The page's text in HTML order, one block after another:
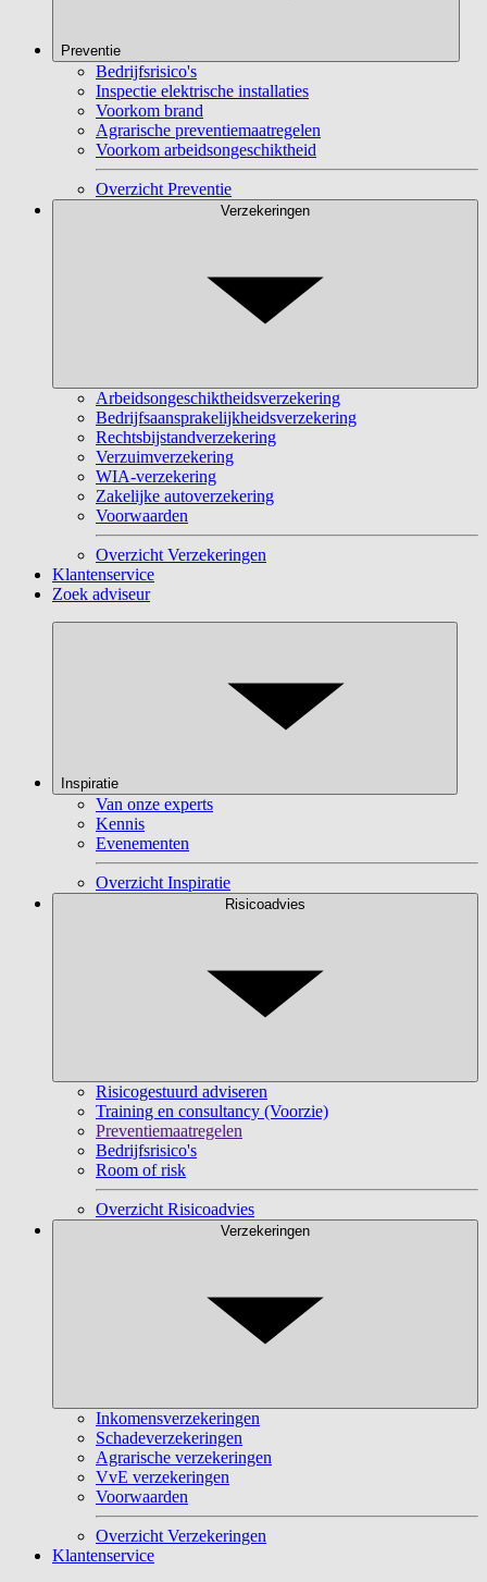
Preventie
Bedrijfsrisico's
Inspectie elektrische installaties
Voorkom brand
Agrarische preventiemaatregelen
Voorkom arbeidsongeschiktheid
Overzicht Preventie
Verzekeringen
Arbeidsongeschiktheidsverzekering
Bedrijfsaansprakelijkheidsverzekering
Rechtsbijstandverzekering
Verzuimverzekering
WIA-verzekering
Zakelijke autoverzekering
Voorwaarden
Overzicht Verzekeringen
Klantenservice
Zoek adviseur
Inspiratie
Van onze experts
Kennis
Evenementen
Overzicht Inspiratie
Risicoadvies
Risicogestuurd adviseren
Training en consultancy (Voorzie)
Preventiemaatregelen
Bedrijfsrisico's
Room of risk
Overzicht Risicoadvies
Verzekeringen
Inkomensverzekeringen
Schadeverzekeringen
Agrarische verzekeringen
VvE verzekeringen
Voorwaarden
Overzicht Verzekeringen
Klantenservice